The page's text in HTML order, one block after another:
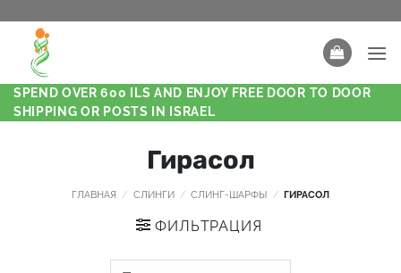
SPEND OVER 600 ILS AND ENJOY FREE DOOR TO DOOR
SHIPPING OR POSTS IN ISRAEL
Гирасол
ГЛАВНАЯ / СЛИНГИ / СЛИНГ-ШАРФЫ / ГИРАСОЛ
ФИЛЬТРАЦИЯ